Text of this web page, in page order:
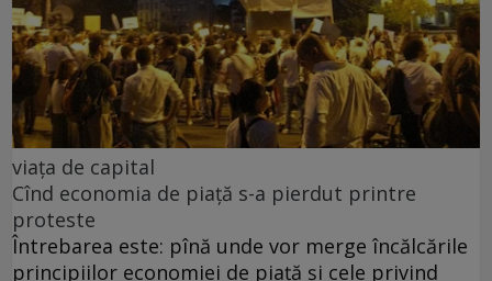
viața de capital
Cînd economia de piață s-a pierdut printre
proteste
Întrebarea este: pînă unde vor merge încălcările
principiilor economiei de piață și cele privind